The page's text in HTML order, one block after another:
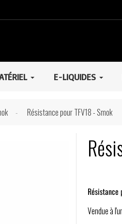
E-LIQUIDES
Résistance pour TFV18 - Smok
Résistance
Vendue à